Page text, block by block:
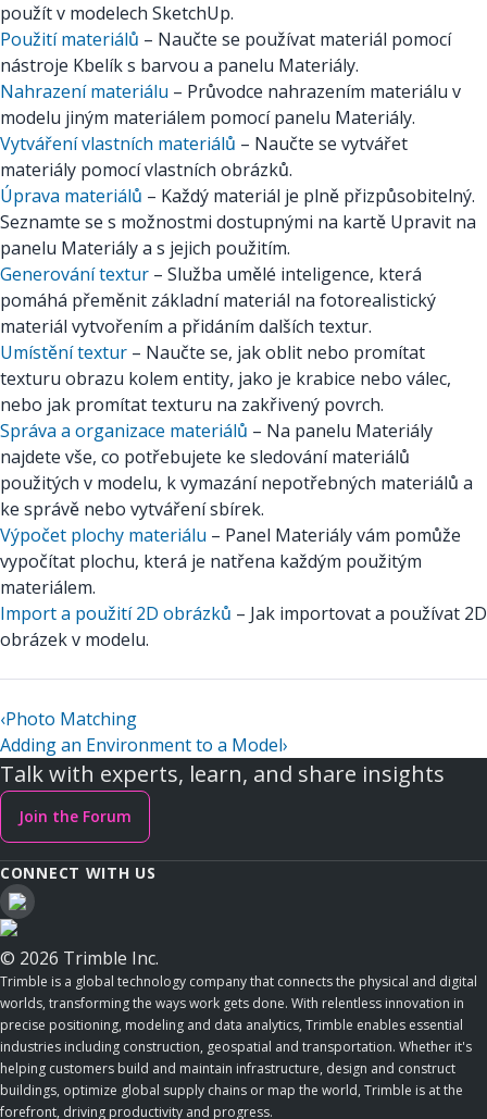
použít v modelech SketchUp.
Použití materiálů – Naučte se používat materiál pomocí
nástroje Kbelík s barvou a panelu Materiály.
Nahrazení materiálu – Průvodce nahrazením materiálu v
modelu jiným materiálem pomocí panelu Materiály.
Vytváření vlastních materiálů – Naučte se vytvářet
materiály pomocí vlastních obrázků.
Úprava materiálů – Každý materiál je plně přizpůsobitelný.
Seznamte se s možnostmi dostupnými na kartě Upravit na
panelu Materiály a s jejich použitím.
Generování textur – Služba umělé inteligence, která
pomáhá přeměnit základní materiál na fotorealistický
materiál vytvořením a přidáním dalších textur.
Umístění textur – Naučte se, jak oblit nebo promítat
texturu obrazu kolem entity, jako je krabice nebo válec,
nebo jak promítat texturu na zakřivený povrch.
Správa a organizace materiálů – Na panelu Materiály
najdete vše, co potřebujete ke sledování materiálů
použitých v modelu, k vymazání nepotřebných materiálů a
ke správě nebo vytváření sbírek.
Výpočet plochy materiálu – Panel Materiály vám pomůže
vypočítat plochu, která je natřena každým použitým
materiálem.
Import a použití 2D obrázků – Jak importovat a používat 2D
obrázek v modelu.
‹Photo Matching
Adding an Environment to a Model›
Talk with experts, learn, and share insights
Join the Forum
CONNECT WITH US
© 2026 Trimble Inc.
Trimble is a global technology company that connects the physical and digital
worlds, transforming the ways work gets done. With relentless innovation in
precise positioning, modeling and data analytics, Trimble enables essential
industries including construction, geospatial and transportation. Whether it's
helping customers build and maintain infrastructure, design and construct
buildings, optimize global supply chains or map the world, Trimble is at the
forefront, driving productivity and progress.